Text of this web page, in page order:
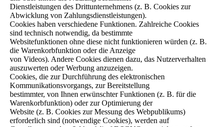
Dienstleistungen des Drittunternehmens (z. B. Cookies zur
Abwicklung von Zahlungsdienstleistungen).
Cookies haben verschiedene Funktionen. Zahlreiche Cookies
sind technisch notwendig, da bestimmte
Websitefunktionen ohne diese nicht funktionieren würden (z. B.
die Warenkorbfunktion oder die Anzeige
von Videos). Andere Cookies dienen dazu, das Nutzerverhalten
auszuwerten oder Werbung anzuzeigen.
Cookies, die zur Durchführung des elektronischen
Kommunikationsvorgangs, zur Bereitstellung
bestimmter, von Ihnen erwünschter Funktionen (z. B. für die
Warenkorbfunktion) oder zur Optimierung der
Website (z. B. Cookies zur Messung des Webpublikums)
erforderlich sind (notwendige Cookies), werden auf